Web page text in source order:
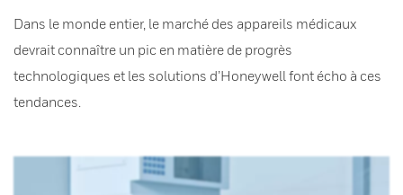
Dans le monde entier, le marché des appareils médicaux
devrait connaître un pic en matière de progrès
technologiques et les solutions d’Honeywell font écho à ces
tendances.